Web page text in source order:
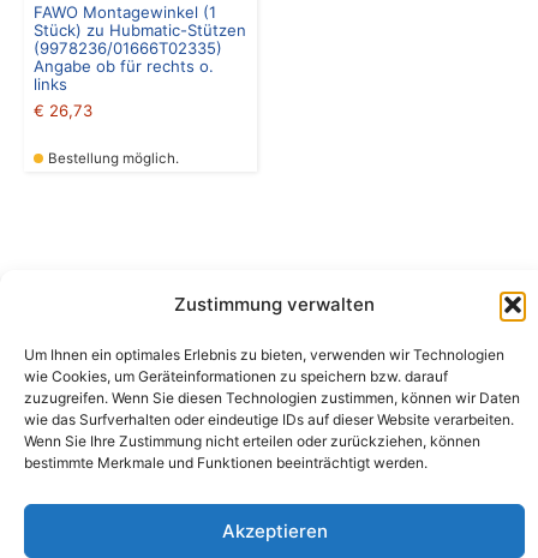
Zustimmung verwalten
Um Ihnen ein optimales Erlebnis zu bieten, verwenden wir Technologien
wie Cookies, um Geräteinformationen zu speichern bzw. darauf
zuzugreifen. Wenn Sie diesen Technologien zustimmen, können wir Daten
wie das Surfverhalten oder eindeutige IDs auf dieser Website verarbeiten.
Wenn Sie Ihre Zustimmung nicht erteilen oder zurückziehen, können
bestimmte Merkmale und Funktionen beeinträchtigt werden.
Akzeptieren
FAWO Montagewinkel (1
Stück) zu Hubmatic-Stützen
(9978236/01666T02335)
Angabe ob für rechts o.
links
€ 26,73
Bestellung möglich.
Camping Bergler GmbH
Peter-Leardi-Weg 4, 8054 Graz
Steiermark / Österreich​
+43 316 225711 ​ •info@campingbergler.at​
Impressum
AGB
Datenschutzerklärung